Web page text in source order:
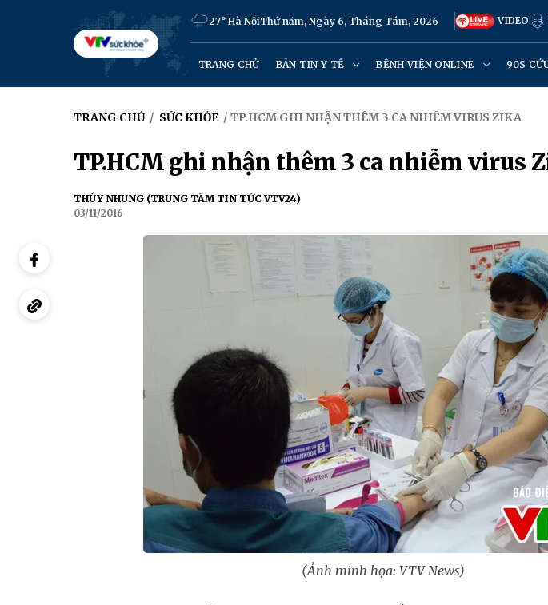
27° Hà NộiThứ năm, Ngày 6, Tháng Tám, 2026 VIDEO
TRANG CHỦ BẢN TIN Y TẾ BỆNH VIỆN ONLINE 90S
TRANG CHỦ / SỨC KHỎE / TP.HCM GHI NHẬN THÊM 3 CA NHIỄM VIRUS ZIKA
TP.HCM ghi nhận thêm 3 ca nhiễm virus
THÙY NHUNG (TRUNG TÂM TIN TỨC VTV24)
03/11/2016
(Ảnh minh họa: VTV News)